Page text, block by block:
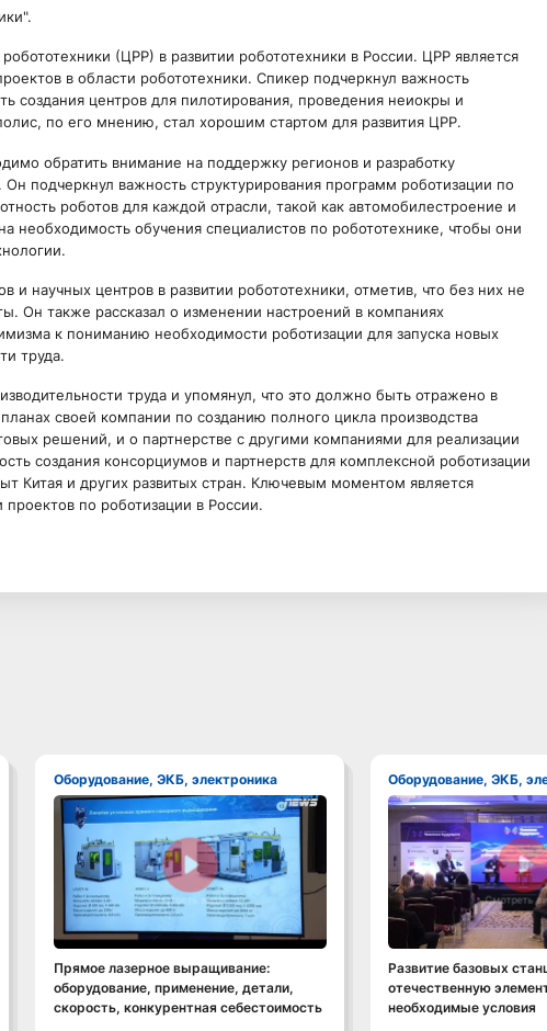
(ЦРР) в развитии робототехники в России. ЦРР является
в области робототехники. Спикер подчеркнул важность
создания центров для пилотирования, проведения неиокры и
по его мнению, стал хорошим стартом для развития ЦРР.
обратить внимание на поддержку регионов и разработку
подчеркнул важность структурирования программ роботизации по
роботов для каждой отрасли, такой как автомобилестроение и
необходимость обучения специалистов по робототехнике, чтобы они
и научных центров в развитии робототехники, отметив, что без них не
Он также рассказал о изменении настроений в компаниях
к пониманию необходимости роботизации для запуска новых
труда.
труда и упомянул, что это должно быть отражено в
своей компании по созданию полного цикла производства
решений, и о партнерстве с другими компаниями для реализации
создания консорциумов и партнерств для комплексной роботизации
Китая и других развитых стран. Ключевым моментом является
по роботизации в России.
Оборудование, ЭКБ, электроника
Смотреть видео
Прямое лазерное выращивание:
оборудование, применение, детали,
скорость, конкурентная себестоимость
Оборудование, ЭКБ,
Смотреть
Развитие базовых
отечественную
необходимые условия